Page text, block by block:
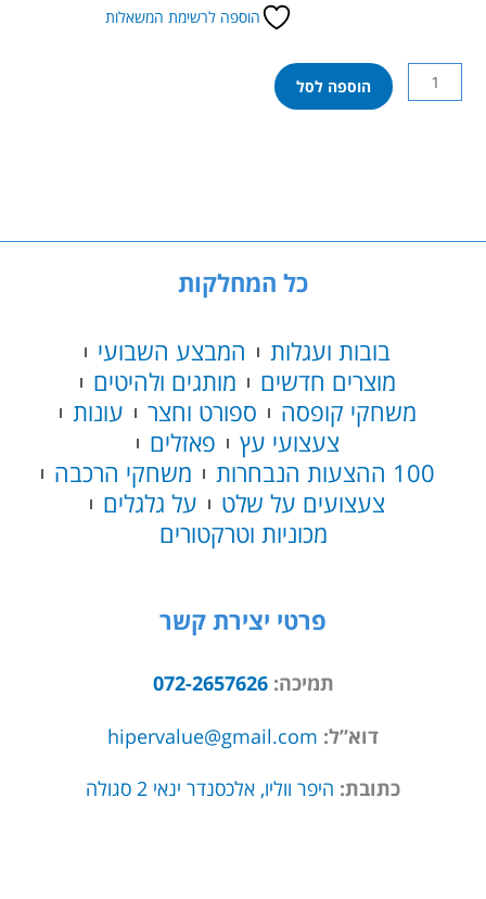
הוספה לרשימת המשאלות
כמות
של
דיסני
הוספה לסל
כל המחלקות
בובות ועגלות
המבצע השבועי
מוצרים חדשים
מותגים ולהיטים
משחקי קופסה
ספורט וחצר
עונות
צעצועי עץ
פאזלים
100 ההצעות הנבחרות
משחקי הרכבה
צעצועים על שלט
על גלגלים
מכוניות וטרקטורים
פרטי יצירת קשר
תמיכה:072-2657626
דוא”ל: hipervalue@gmail.com
כתובת: היפר ווליו, אלכסנדר ינאי 2 סגולה